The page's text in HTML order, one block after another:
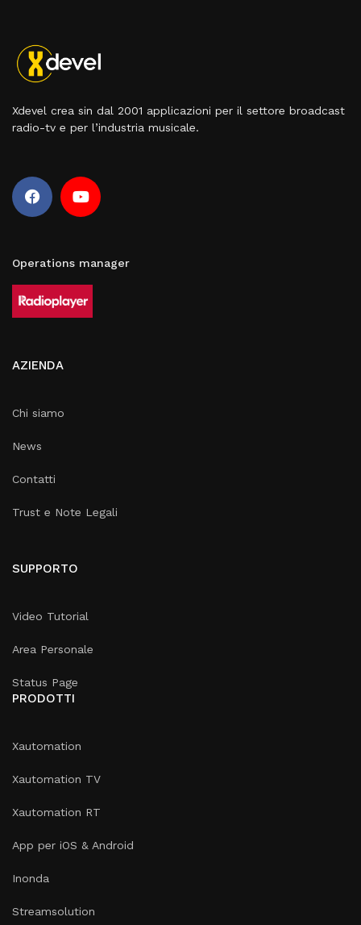
Xdevel crea sin dal 2001 applicazioni per il settore broadcast
radio-tv e per l’industria musicale.
Operations manager
AZIENDA
Chi siamo
News
Contatti
Trust e Note Legali
SUPPORTO
Video Tutorial
Area Personale
Status Page
PRODOTTI
Xautomation
Xautomation TV
Xautomation RT
App per iOS & Android
Inonda
Streamsolution